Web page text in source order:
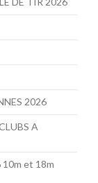
2026
A
10m et 18m